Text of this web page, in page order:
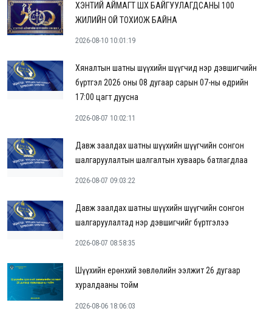
ХЭНТИЙ АЙМАГТ ШҮҮХ БАЙГУУЛАГДСАНЫ 100
ЖИЛИЙН ОЙ ТОХИОЖ БАЙНА
2026-08-10 10:01:19
Хяналтын шатны шүүхийн шүүгчид нэр дэвшигчийн
бүртгэл 2026 оны 08 дугаар сарын 07-ны өдрийн
17:00 цагт дуусна
2026-08-07 10:02:11
Давж заалдах шатны шүүхийн шүүгчийн сонгон
шалгаруулалтын шалгалтын хуваарь батлагдлаа
2026-08-07 09:03:22
Давж заалдах шатны шүүхийн шүүгчийн сонгон
шалгаруулалтад нэр дэвшигчийг бүртгэлээ
2026-08-07 08:58:35
Шүүхийн ерөнхий зөвлөлийн ээлжит 26 дугаар
хуралдааны тойм
2026-08-06 18:06:03